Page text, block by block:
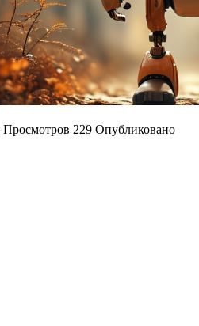
Просмотров 229 Опубликовано